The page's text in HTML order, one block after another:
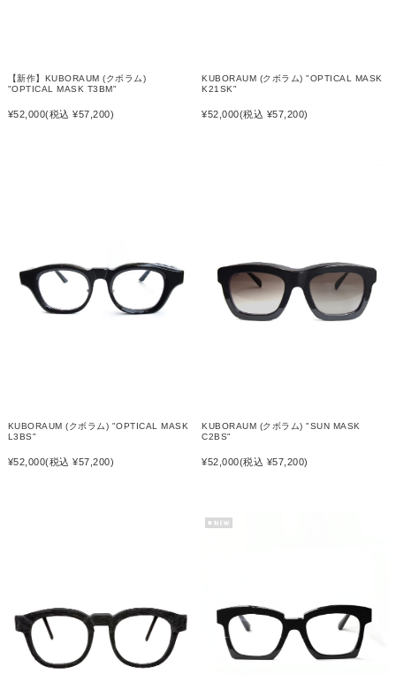
【新作】KUBORAUM (クボラム)
"OPTICAL MASK T3BM"
¥52,000(税込 ¥57,200)
KUBORAUM (クボラム) "OPTICAL MASK
K21SK"
¥52,000(税込 ¥57,200)
KUBORAUM (クボラム) "OPTICAL MASK
L3BS"
¥52,000(税込 ¥57,200)
KUBORAUM (クボラム) "SUN MASK
C2BS"
¥52,000(税込 ¥57,200)